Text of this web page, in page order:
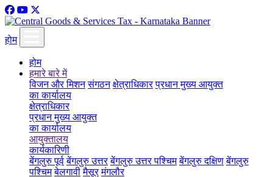
होम
होम
हमारे बारे में
विजन और मिशन संगठन क्षेत्राधिकार प्रधान मुख्य आयुक्त
का कार्यालय
क्षेत्राधिकार
प्रधान मुख्य आयुक्त
का कार्यालय
आयुक्तालय
कार्यकारिणी
बेंगलुरु पूर्व बेंगलुरु उत्तर बेंगलुरु उत्तर पश्चिम बेंगलुरु दक्षिण बेंगलुरु
पश्चिम बेलगावी मैसूर मंगलौर